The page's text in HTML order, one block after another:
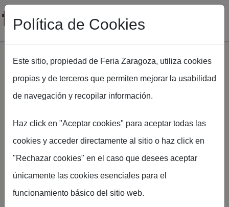
Pasar al contenido principal
segundo Comité Organizador
Feria de Zaragoza
Política de Cookies
Este sitio, propiedad de Feria Zaragoza, utiliza cookies
propias y de terceros que permiten mejorar la usabilidad
de navegación y recopilar información.
Haz click en "Aceptar cookies" para aceptar todas las
cookies y acceder directamente al sitio o haz click en
"Rechazar cookies" en el caso que desees aceptar
únicamente las cookies esenciales para el
funcionamiento básico del sitio web.